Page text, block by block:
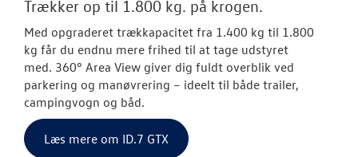
JOB OG
Trækker op til 1.800 kg. på krogen.
Med opgraderet trækkapacitet fra 1.400 kg til 1.800
kg får du endnu mere frihed til at tage udstyret
med. 360° Area View giver dig fuldt overblik ved
parkering og manøvrering – ideelt til både trailer,
campingvogn og båd.
Læs mere om ID.7 GTX